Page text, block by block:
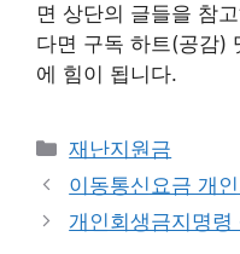
면 상단의 글들을 참
다면 구독 하트(공감)
에 힘이 됩니다.
Categories
재난지원금
이동통신요금 개
개인회생금지명령